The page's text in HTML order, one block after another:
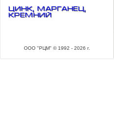
Цинк, марганец,
кремний
ООО "РЦМ" © 1992 - 2026 г.